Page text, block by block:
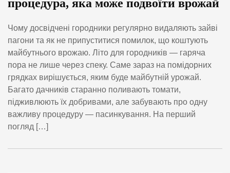
процедура, яка може подвоїти врожай
Чому досвідчені городники регулярно видаляють зайві
пагони та як не припуститися помилок, що коштують
майбутнього врожаю. Літо для городників — гаряча
пора не лише через спеку. Саме зараз на помідорних
грядках вирішується, яким буде майбутній урожай.
Багато дачників старанно поливають томати,
підживлюють їх добривами, але забувають про одну
важливу процедуру — пасинкування. На перший
погляд […]